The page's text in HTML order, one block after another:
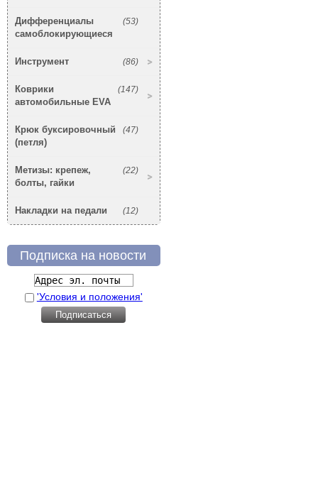
(53)
Дифференциалы
самоблокирующиеся
(86)
Инструмент
(147)
Коврики
автомобильные EVA
(47)
Крюк буксировочный
(петля)
(22)
Метизы: крепеж,
болты, гайки
(12)
Накладки на педали
Подписка на новости
'Условия и положения'